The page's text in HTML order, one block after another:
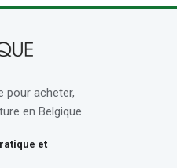
pour acheter,
en Belgique.
et